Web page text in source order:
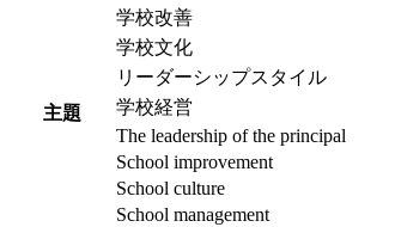
主題
学校改善
学校文化
リーダーシップスタイル
学校経営
The leadership of the principal
School improvement
School culture
School management